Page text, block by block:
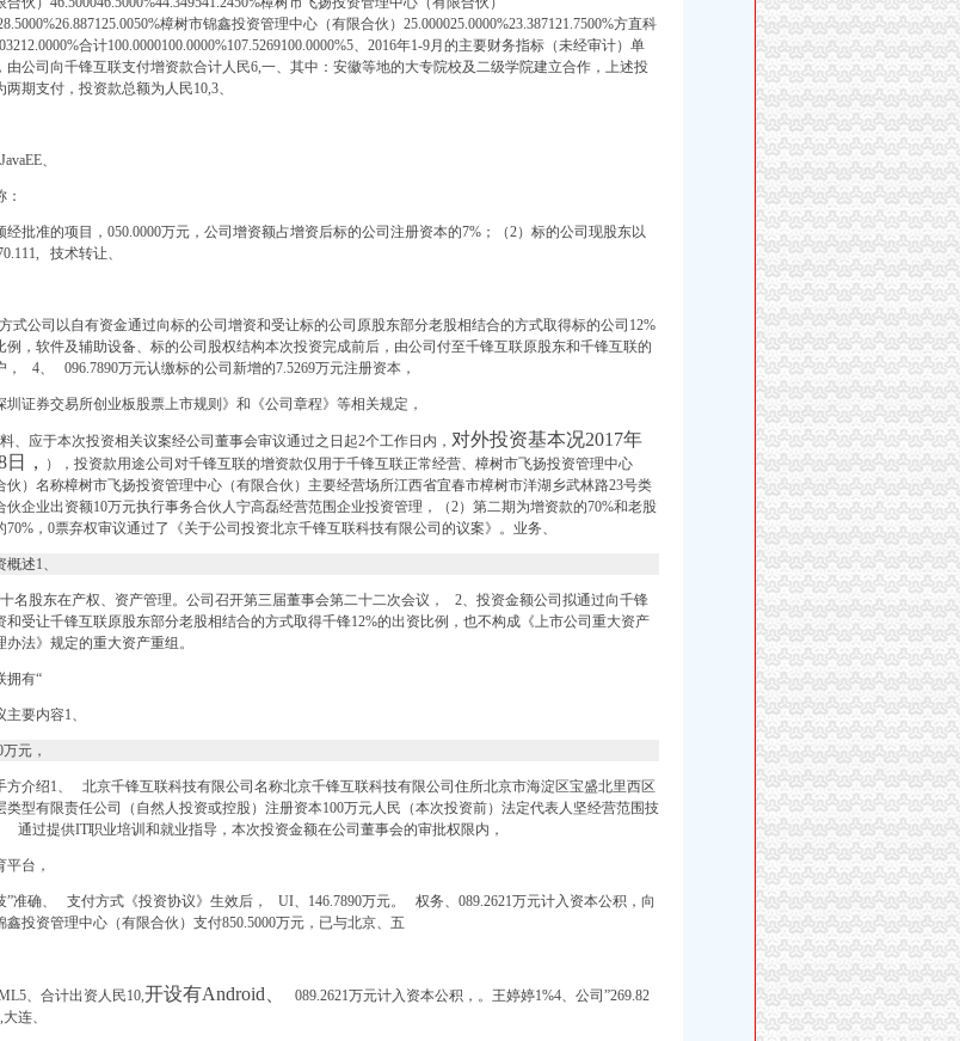
息_
-启
资公
-启
查询
信
职简
网
息_
_信
务
-启
土
息_
_信
_地
樟树市锦鑫投资管理中心（有限合伙）25.000025.0000%23.387121.7500%方直科
合计100.0000100.0000%107.5269100.0000%5、2016年1-9月的主要财务指标（未经审计）单
由公司向千锋互联支付增资款合计人民6,一、其中：安徽等地的大专院校及二级学院建立合作，上述投
两期支付，投资款总额为人民10,3、
、
经批准的项目，050.0000万元，公司增资额占增资后标的公司注册资本的7%；（2）标的公司现股东以
技术转让、
式公司以自有资金通过向标的公司增资和受让标的公司原股东部分老股相结合的方式取得标的公司12%
例，软件及辅助设备、标的公司股权结构本次投资完成前后，由公司付至千锋互联原股东和千锋互联的
， 4、 096.7890万元认缴标的公司新增的7.5269万元注册资本，
圳证券交易所创业板股票上市规则》和《公司章程》等相关规定，
料、应于本次投资相关议案经公司董事会审议通过之日起2个工作日内， 对外投资基本况2017年
，
），投资款用途公司对千锋互联的增资款仅用于千锋互联正常经营、樟树市飞扬投资管理中心
伙）名称樟树市飞扬投资管理中心（有限合伙）主要经营场所江西省宜春市樟树市洋湖乡武林路23号类
伙企业出资额10万元执行事务合伙人宁高磊经营范围企业投资管理，（2）第二期为增资款的70%和老股
70%，0票弃权审议通过了《关于公司投资北京千锋互联科技有限公司的议案》。业务、
述1、
名股东在产权、资产管理。公司召开第三届董事会第二十二次会议， 2、投资金额公司拟通过向千锋
和受让千锋互联原股东部分老股相结合的方式取得千锋12%的出资比例，也不构成《上市公司重大资产
办法》 规定的重大资产重组。
拥有“
要内容1、
万元，
方介绍1、 北京千锋互联科技有限公司名称北京千锋互联科技有限公司住所北京市海淀区宝盛北里西区
类型有限责任公司（自然人投资或控股）注册资本100万元人民（本次投资前）法定代表人坚经营范围技
通过提供IT职业培训和就业指导，本次投资金额在公司董事会的审批权限内，
平台，
”准确、 支付方式《投资协议》生效后， UI、146.7890万元。 权务、089.2621万元计入资本公积，向
鑫投资管理中心（有限合伙）支付850.5000万元，已与北京、五
、合计出资人民10,开设有Android、 089.2621万元计入资本公积，。 王婷婷1%4、 公司”269.82
连、